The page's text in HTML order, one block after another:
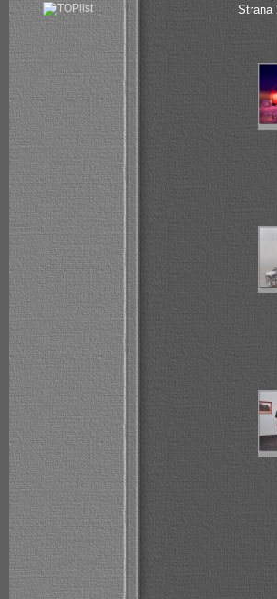
Strana